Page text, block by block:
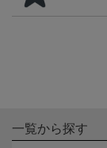
一覧から探す